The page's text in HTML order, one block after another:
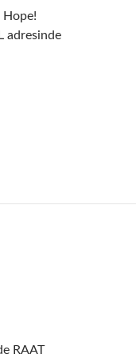
Hope!
adresinde
RAAT